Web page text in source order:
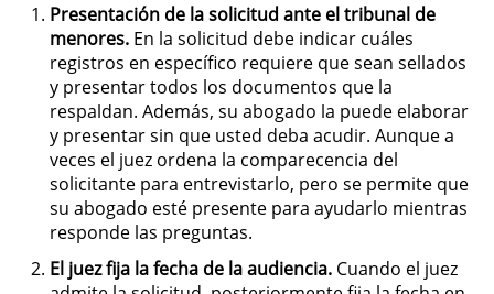
Amenazas Criminales
Lesión Corporal a un Cónyuge
Negligencia Infantil
Orden de Protección de
Emergencia
Orden de Restricción
Permanente
Presentación de la solicitud ante el tribunal de
menores. En la solicitud debe indicar cuáles
registros en específico requiere que sean sellados
y presentar todos los documentos que la
respaldan. Además, su abogado la puede elaborar
y presentar sin que usted deba acudir. Aunque a
veces el juez ordena la comparecencia del
solicitante para entrevistarlo, pero se permite que
su abogado esté presente para ayudarlo mientras
responde las preguntas.
El juez fija la fecha de la audiencia. Cuando el juez